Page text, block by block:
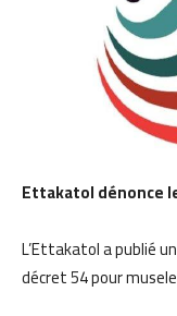
Ettakatol dénonce
L’Ettakatol a publié
décret 54 pour